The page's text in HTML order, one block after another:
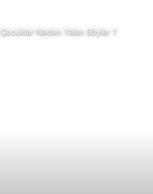
Çocuklar Neden Yalan Söyler ?